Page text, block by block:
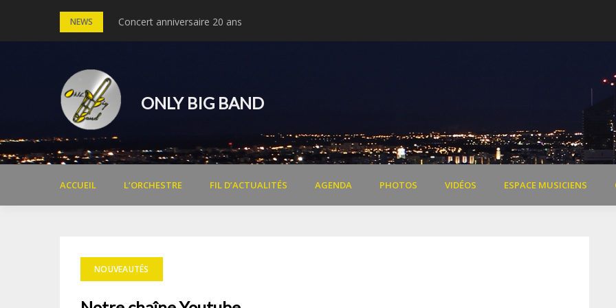
NEWS Concert anniversaire 20 ans
Concert Michel Legrand – 30 ans du cinéma de Dardilly
ONLY BIG BAND
ACCUEIL L’ORCHESTRE FIL D’ACTUALITÉS AGENDA PHOTOS VIDÉOS ESPACE MUSICIENS
NOUVEAUTÉS